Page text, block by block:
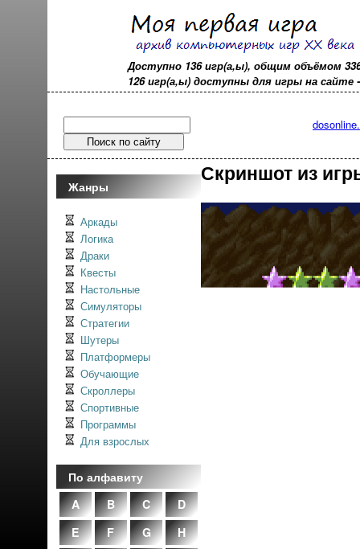
Доступно 136 игр(а,ы), общим объёмом
126 игр(а,ы) доступны для игры на сайте
Жанры
Аркады
Логика
Драки
Квесты
Настольные
Симуляторы
Стратегии
Шутеры
Платформеры
Обучающие
Скроллеры
Спортивные
Программы
Для взрослых
По алфавиту
A
B C
D
E
F G
H
Скриншот из